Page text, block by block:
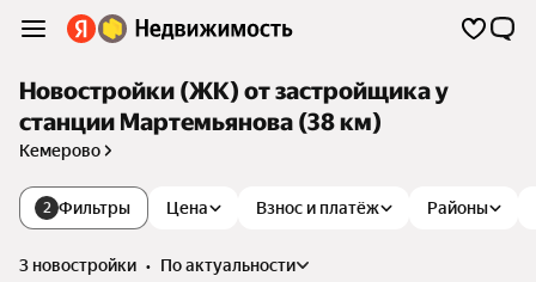
Новостройки (ЖК) от застройщика у
станции Мартемьянова (38 км)
Кемерово
2 Фильтры Цена Взнос и платёж Районы
3 новостройки •
по актуальности